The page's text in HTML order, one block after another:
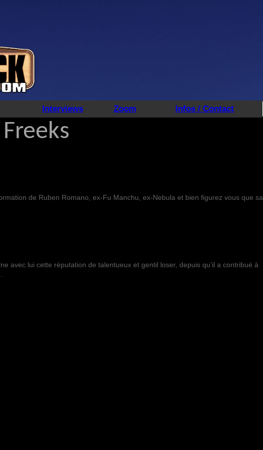
Interviews Zoom Infos / Contact
de Ruben Romano, ex-Fu Manchu, ex-Nebula et bien figurez vous que sa
avec lui cette réputation de talentueux et gentil loser, depuis qu’il a contribué à